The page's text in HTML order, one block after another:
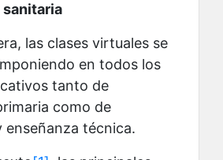
las clases virtuales se
en todos los
tanto de
como de
enseñanza técnica.